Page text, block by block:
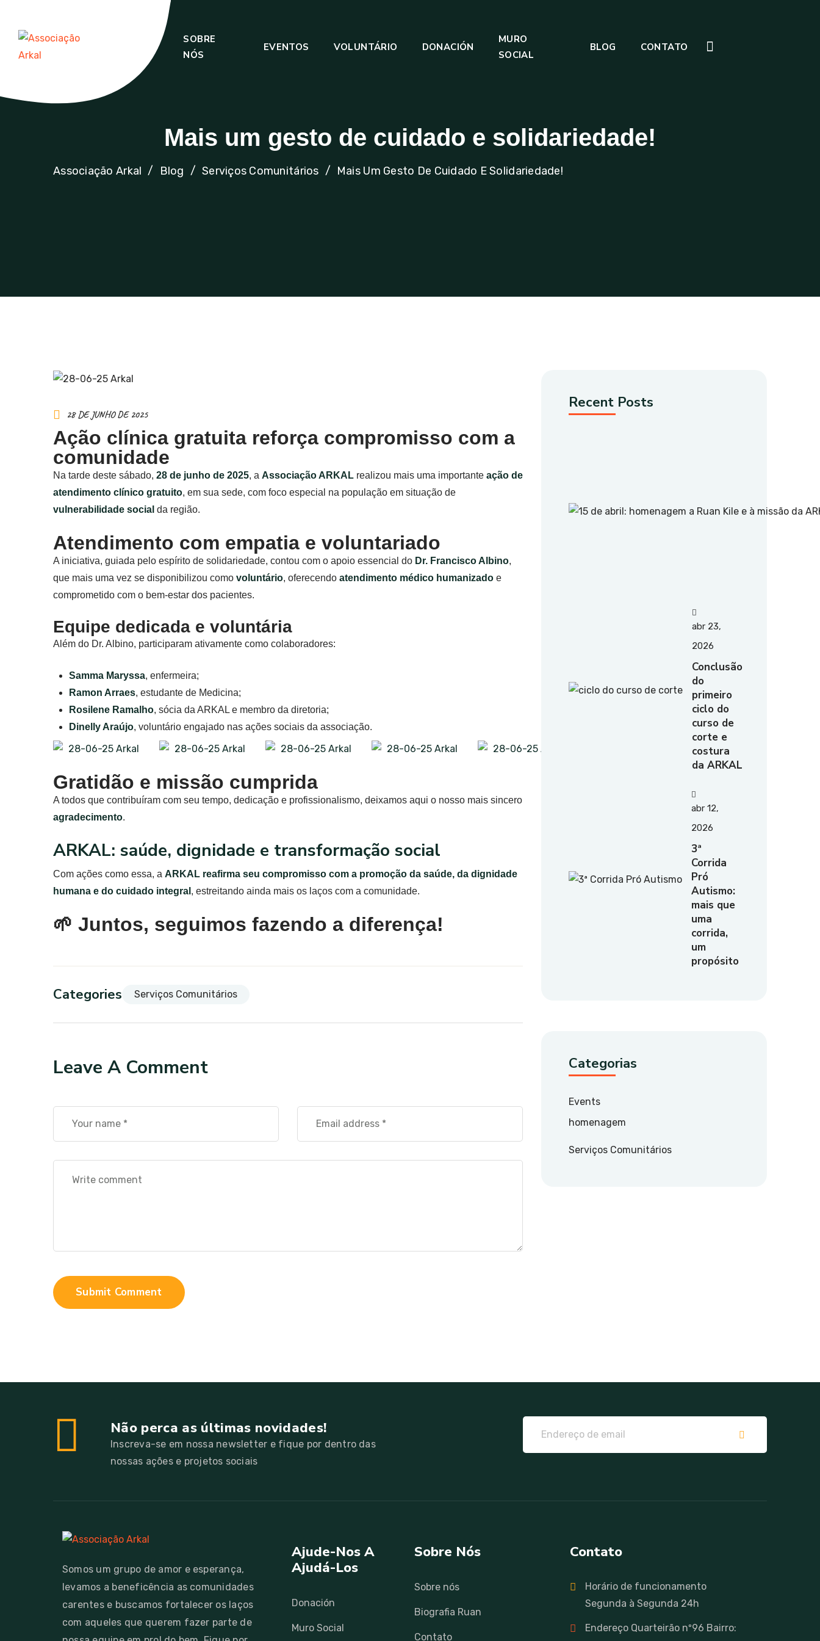
INÍCIO
SOBRE
NÓS
EVENTOS VOLUNTÁRIO DONACIÓN
MURO
SOCIAL
BLOG CONTATO
Mais um gesto de cuidado e solidariedade!
Associação Arkal Blog Serviços Comunitários Mais Um Gesto De Cuidado E Solidariedade!
28 DE JUNHO DE 2025
Ação clínica gratuita reforça compromisso com a
comunidade
Na tarde deste sábado, 28 de junho de 2025, a Associação ARKAL realizou mais uma importante ação de
atendimento clínico gratuito, em sua sede, com foco especial na população em situação de
vulnerabilidade social da região.
Atendimento com empatia e voluntariado
A iniciativa, guiada pelo espírito de solidariedade, contou com o apoio essencial do Dr. Francisco Albino,
que mais uma vez se disponibilizou como voluntário, oferecendo atendimento médico humanizado e
comprometido com o bem-estar dos pacientes.
Equipe dedicada e voluntária
Além do Dr. Albino, participaram ativamente como colaboradores:
Samma Maryssa, enfermeira;
Ramon Arraes, estudante de Medicina;
Rosilene Ramalho, sócia da ARKAL e membro da diretoria;
Dinelly Araújo, voluntário engajado nas ações sociais da associação.
Gratidão e missão cumprida
A todos que contribuíram com seu tempo, dedicação e profissionalismo, deixamos aqui o nosso mais sincero
agradecimento.
ARKAL: saúde, dignidade e transformação social
Com ações como essa, a ARKAL reafirma seu compromisso com a promoção da saúde, da dignidade
humana e do cuidado integral , estreitando ainda mais os laços com a comunidade.
🌱 Juntos, seguimos fazendo a diferença!
Categories Serviços Comunitários
Leave A Comment
Submit Comment
Recent Posts
abr 23,
2026
Conclusão
do
primeiro
ciclo do
curso de
corte e
costura
da ARKAL
abr 12,
2026
3ª
Corrida
Pró
Autismo:
mais que
uma
corrida,
um
propósito
Categorias
Events
homenagem
Serviços Comunitários
Não perca as últimas novidades!
Inscreva-se em nossa newsletter e fique por dentro das
nossas ações e projetos sociais
Somos um grupo de amor e esperança,
levamos a beneficência as comunidades
carentes e buscamos fortalecer os laços
com aqueles que querem fazer parte de
Ajude-Nos A
Ajudá-Los
Donación
Muro Social
Sobre Nós
Sobre nós
Biografia Ruan
Contato
Contato
Horário de funcionamento
Segunda à Segunda 24h
Endereço Quarteirão nº96 Bairro: